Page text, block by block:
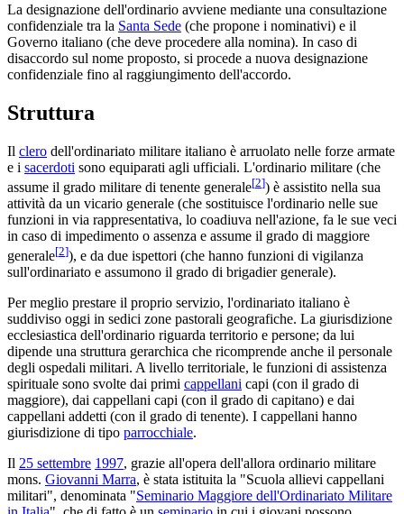
La designazione dell'ordinario avviene mediante una consultazione
confidenziale tra la Santa Sede (che propone i nominativi) e il
Governo italiano (che deve procedere alla nomina). In caso di
disaccordo sul nome proposto, si procede a nuova designazione
confidenziale fino al raggiungimento dell'accordo.
Struttura
Il clero dell'ordinariato militare italiano è arruolato nelle forze armate
e i sacerdoti sono equiparati agli ufficiali. L'ordinario militare (che
assume il grado militare di tenente generale[2]) è assistito nella sua
attività da un vicario generale (che sostituisce l'ordinario nelle sue
funzioni in via rappresentativa, lo coadiuva nell'azione, fa le sue veci
in caso di impedimento o assenza e assume il grado di maggiore
generale[2]), e da due ispettori (che hanno funzioni di vigilanza
sull'ordinariato e assumono il grado di brigadier generale).
Per meglio prestare il proprio servizio, l'ordinariato italiano è
suddiviso oggi in sedici zone pastorali geografiche. La giurisdizione
ecclesiastica dell'ordinario riguarda territorio e persone; da lui
dipende una struttura gerarchica che ricomprende anche il personale
degli ospedali militari. A livello territoriale, le funzioni di assistenza
spirituale sono svolte dai primi cappellani capi (con il grado di
maggiore), dai cappellani capi (con il grado di capitano) e dai
cappellani addetti (con il grado di tenente). I cappellani hanno
giurisdizione di tipo parrocchiale.
Il 25 settembre 1997, grazie all'opera dell'allora ordinario militare
mons. Giovanni Marra, è stata istituita la "Scuola allievi cappellani
militari", denominata "Seminario Maggiore dell'Ordinariato Militare